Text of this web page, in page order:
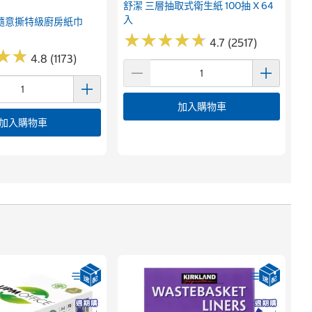
意撕特級廚房紙巾
★
★ 4.8 (1173)
入購物車
舒潔 三層抽取式衛生紙 100抽 X 64
入
★★★★★
★★★★★ 4.7 (2517)
加入購物車